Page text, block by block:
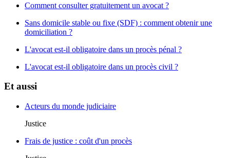
Comment consulter gratuitement un avocat ?
Sans domicile stable ou fixe (SDF) : comment obtenir une
domiciliation ?
L'avocat est-il obligatoire dans un procès pénal ?
L'avocat est-il obligatoire dans un procès civil ?
Et aussi
Acteurs du monde judiciaire
Justice
Frais de justice : coût d'un procès